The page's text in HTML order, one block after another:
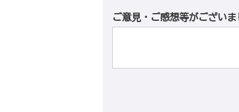
ご意見・ご感想等がござい